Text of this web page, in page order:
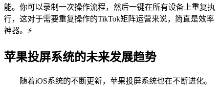
能。你可以录制一次操作流程，然后一键在所有设备上重复执
行，这对于需要重复操作的TikTok矩阵运营来说，简直是效率
神器。⚡️
苹果投屏系统的未来发展趋势
随着iOS系统的不断更新，苹果投屏系统也在不断进化。